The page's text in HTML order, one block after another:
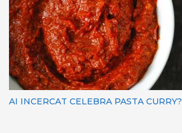
AI INCERCAT CELEBRA PASTA CURRY?